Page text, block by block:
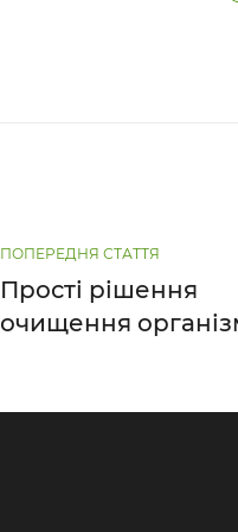
ПОПЕРЕДНЯ СТАТТЯ
Прості рішення
очищення